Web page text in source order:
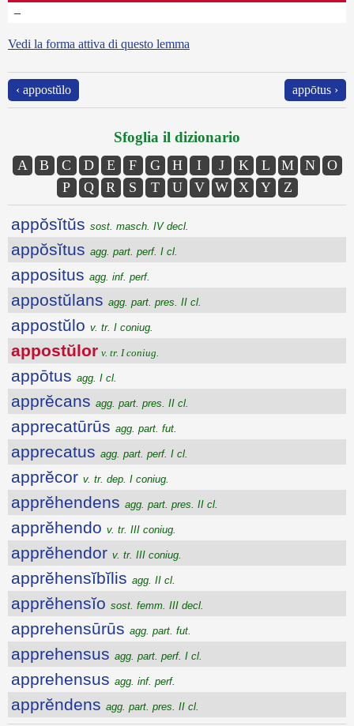
–
Vedi la forma attiva di questo lemma
‹ appostŭlo appōtus ›
Sfoglia il dizionario
A B C D E F G H I J K L M N
O
P
Q R S T U V W X Y Z
appŏsĭtŭs sost. masch. IV decl.
appŏsĭtus agg. part. perf. I cl.
appositus agg. inf. perf.
appostŭlans agg. part. pres. II cl.
appostŭlo v. tr. I coniug.
appostŭlor v. tr. I coniug.
appōtus agg. I cl.
apprĕcans agg. part. pres. II cl.
apprecatūrūs agg. part. fut.
apprecatus agg. part. perf. I cl.
apprĕcor v. tr. dep. I coniug.
apprĕhendens agg. part. pres. II cl.
apprĕhendo v. tr. III coniug.
apprĕhendor v. tr. III coniug.
apprĕhensĭbĭlis agg. II cl.
apprĕhensĭo sost. femm. III decl.
apprehensūrūs agg. part. fut.
apprehensus agg. part. perf. I cl.
apprehensus agg. inf. perf.
apprĕndens agg. part. pres. II cl.